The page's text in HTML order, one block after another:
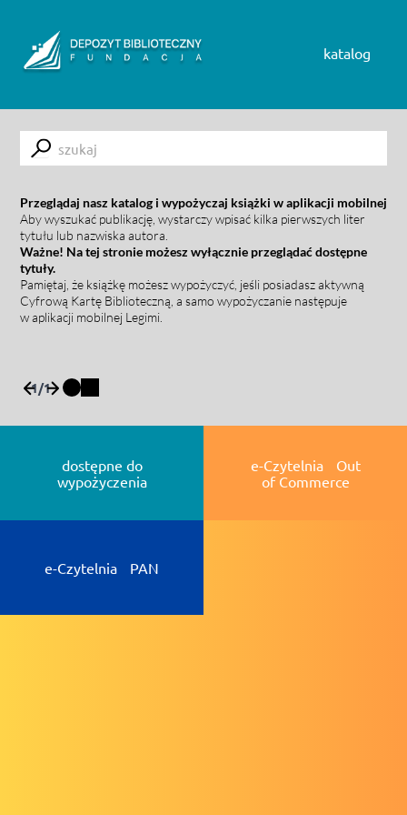
katalog
Submit
Przeglądaj nasz katalog i wypożyczaj książki w aplikacji mobilnej
Aby wyszukać publikację, wystarczy wpisać kilka pierwszych liter
tytułu lub nazwiska autora.
Ważne! Na tej stronie możesz wyłącznie przeglądać dostępne
tytuły.
Pamiętaj, że książkę możesz wypożyczyć, jeśli posiadasz aktywną
Cyfrową Kartę Biblioteczną, a samo wypożyczanie następuje
w aplikacji mobilnej Legimi.
1/1
dostępne do
wypożyczenia
e-Czytelnia Out
of Commerce
e-Czytelnia PAN